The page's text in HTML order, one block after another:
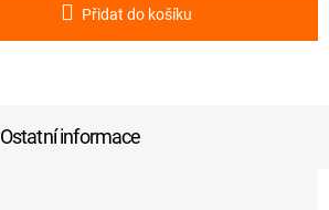
Přidat do košíku
Ostatní informace